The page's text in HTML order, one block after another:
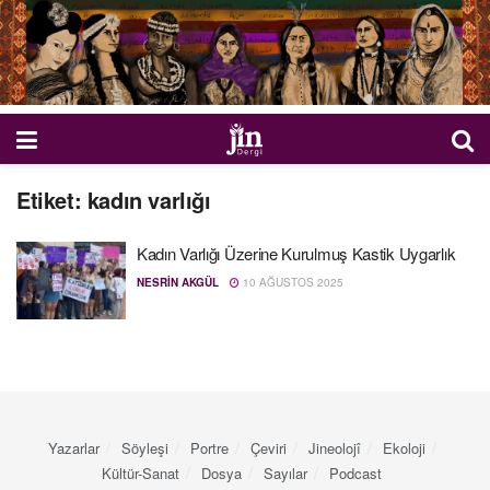
Etiket: kadın varlığı
Kadın Varlığı Üzerine Kurulmuş Kastik Uygarlık
NESRIN AKGÜL 10 AĞUSTOS 2025
Yazarlar Söyleşi Portre Çeviri Jineolojî
Ekoloji
Kültür-Sanat
Dosya Sayılar Podcast